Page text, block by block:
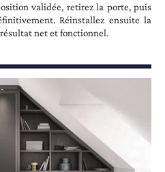
validée, retirez la porte, puis
Réinstallez ensuite la
net et fonctionnel.